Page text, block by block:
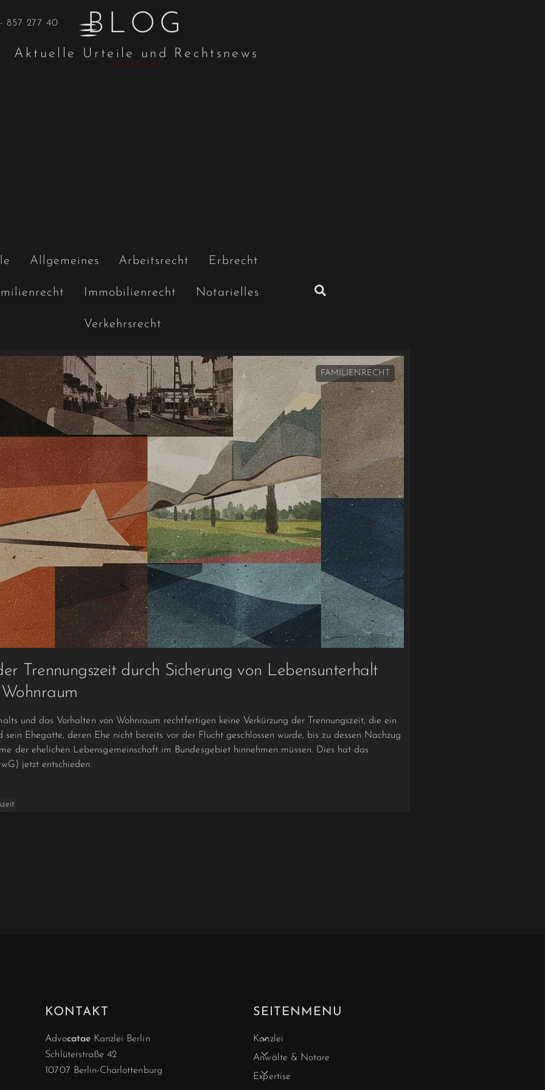
857 277 40 BLOG
Aktuelle Urteile und Rechtsnews
Allgemeines Arbeitsrecht Erbrecht
Immobilienrecht Notarielles
Verkehrsrecht
Trennungszeit durch Sicherung von Lebensunterhalt
und das Vorhalten von Wohnraum rechtfertigen keine Verkürzung der Trennungszeit, die ein
sein Ehegatte, deren Ehe nicht bereits vor der Flucht geschlossen wurde, bis zu dessen Nachzug
der ehelichen Lebensgemeinschaft im Bundesgebiet hinnehmen müssen. Dies hat das
jetzt entschieden.
FAMILIENRECHT
KONTAKT
AdvocataeKanzlei Berlin
Schlüterstraße 42
10707 Berlin-Charlottenburg
SEITENMENU
Kanzlei
Anwälte & Notare
Expertise